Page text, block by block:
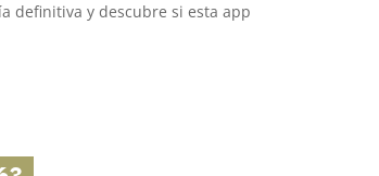
definitiva y descubre si esta app